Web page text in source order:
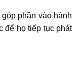
phần vào hành
để họ tiếp tục phát